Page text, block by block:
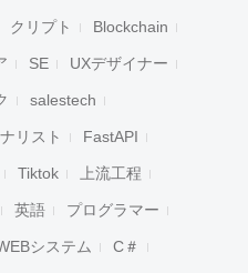
クリプト Blockchain
SE UXデザイナー
salestech
リスト FastAPI
Tiktok 上流工程
英語 プログラマー
システム C＃